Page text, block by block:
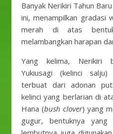
Banyak Nerikiri Tahun
ini, menampilkan gradasi
merah di atas
melambangkan harapan
Yang kelima, Nerikiri
Yukiusagi (kelinci
terbuat dari adonan
kelinci yang berlarian di
Hana (bush clover) yang
gugur, bentuknya yang